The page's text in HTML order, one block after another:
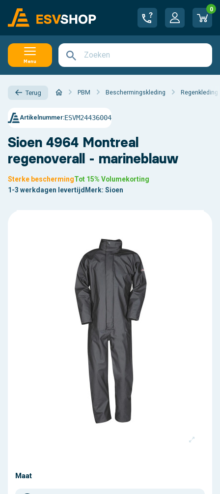
0
Menu
Terug PBM Beschermingskleding Regenkleding
Sioen 4964 Montreal
regenoverall - marineblauw
Artikelnummer:ESVM24436004
Sterke beschermingTot 15% Volumekorting
1-3 werkdagen levertijd Merk: Sioen
Maat